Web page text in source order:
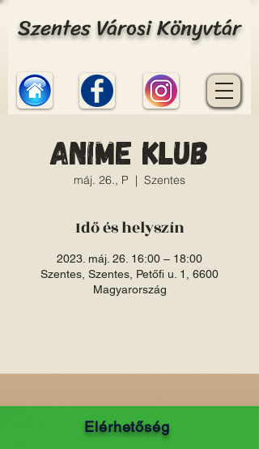
Szentes Városi Könyvtár
Anime Klub
máj. 26., P
  |
Szentes
Idő és helyszín
2023. máj. 26. 16:00 – 18:00
Szentes, Szentes, Petőfi u. 1, 6600
Magyarország
Elérhetőség